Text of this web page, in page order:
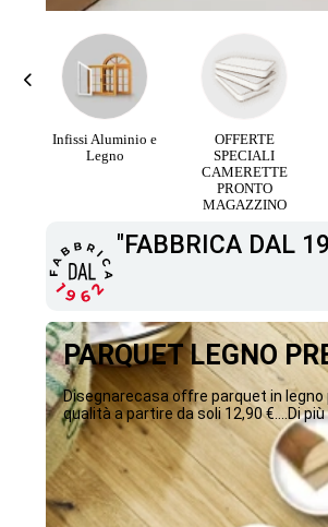
OFFERTE
SPECIALI
Parquet Maxi
Plancia 3 Strip da
12,90 €
"FABBRICA DAL
PARQUET LEGNO
Disegnarecasa offre parquet in
qualità a partire da soli 12,90 €....Di più